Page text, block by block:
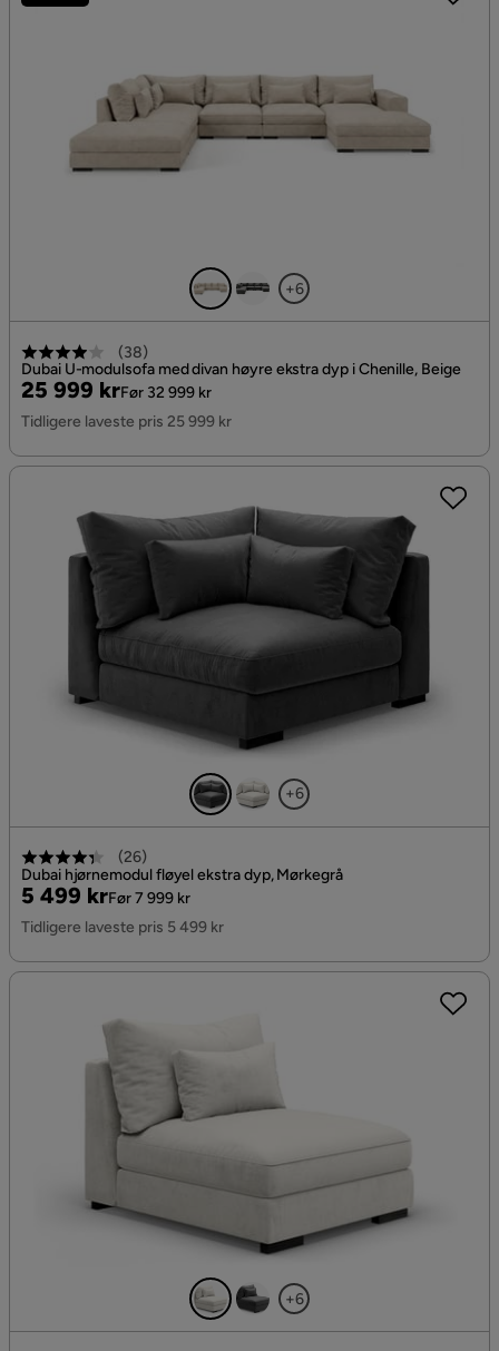
+6
(38)
Dubai U-modulsofa med divan høyre ekstra dyp i Chenille, Beige
Pris
25 999 kr
Original
Pris
Før 32 999 kr
Tidligere laveste pris 25 999 kr
+6
(26)
Dubai hjørnemodul fløyel ekstra dyp, Mørkegrå
Pris
5 499 kr
Original
Pris
Før 7 999 kr
Tidligere laveste pris 5 499 kr
+6